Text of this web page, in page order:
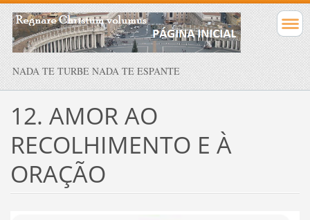
NADA TE TURBE NADA TE ESPANTE
12. AMOR AO
RECOLHIMENTO E À
ORAÇÃO